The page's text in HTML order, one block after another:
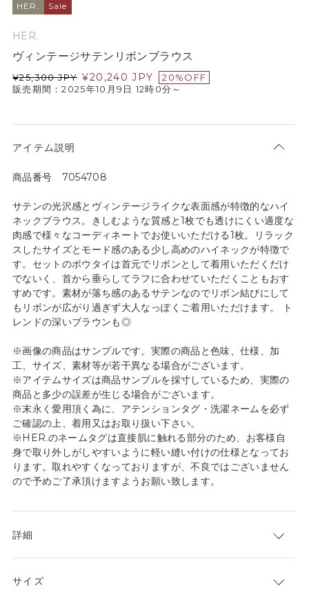
HER. Sale
HER.
ヴィンテージサテンリボンブラウス
¥25,300 JPY ¥20,240 JPY
20%OFF
販売期間：2025年10月9日 12時0分～
アイテム説明
商品番号 7054708
サテンの光沢感とヴィンテージライクな表面感が特徴的なハイ
ネックブラウス。きしむような質感と1枚でも透けにくい適度な
肉感で様々なコーディネートでお使いいただける1枚。リラック
スしたサイズとモード感のある少し高めのハイネックが特徴で
す。セットのボウタイは首元でリボンとして着用いただくだけ
でないく、首から垂らしてラフに合わせていただくこともおす
すめです。素材が落ち感のあるサテンなのでリボン結びにして
もリボンが広がり過ぎず大人なっぽくご着用いただけます。 ト
レンドの深いブラウンも◎
※画像の商品はサンプルです。実際の商品と色味、仕様、加
工、サイズ、素材等が若干異なる場合がございます。
※アイテムサイズは商品サンプルを採寸しているため、実際の
商品と多少の誤差が生じる場合がございます。
※末永く愛用頂く為に、アテンションタグ・洗濯ネームを必ず
ご確認の上、着用又はお取り扱い下さい。
※HER.のネームタグは直接肌に触れる部分のため、お客様自
身で取り外しがしやすいように軽い縫い付けの仕様となってお
ります。取れやすくなっておりますが、不良ではございません
ので予めご了承頂けますようお願い致します。
詳細
サイズ